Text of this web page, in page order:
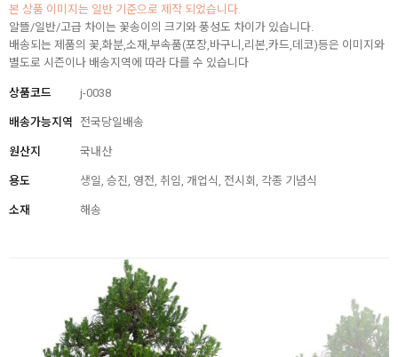
본 상품 이미지는 일반 기준으로 제작 되었습니다.
알뜰/일반/고급 차이는 꽃송이의 크기와 풍성도 차이가 있습니다.
배송되는 제품의 꽃,화분,소재,부속품(포장,바구니,리본,카드,데코)등은 이미지와
별도로 시즌이나 배송지역에 따라 다를 수 있습니다
상품코드 j-0038
배송가능지역 전국당일배송
원산지 국내산
용도 생일, 승진, 영전, 취임, 개업식, 전시회, 각종 기념식
소재 해송